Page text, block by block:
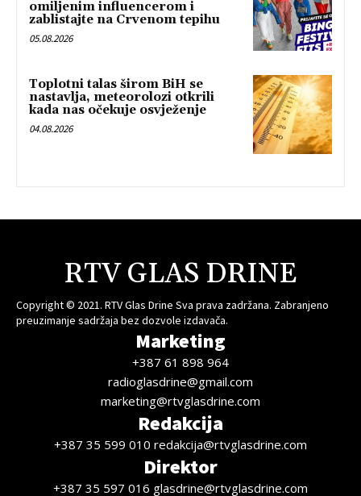
omiljenim influencerom i
zablistajte na Crvenom tepihu
05.08.2026
Toplotni talas širom BiH se
nastavlja, meteorolozi otkrili
kada nas očekuje osvježenje
04.08.2026
RTV GLAS DRINE
Copyright © 2021. RTV Glas Drine Sva prava zadržana. Zabranjeno
preuzimanje sadržaja bez dozvole izdavača.
Marketing
+387 61 898 964
radioglasdrine@gmail.com
marketing@rtvglasdrine.com
Redakcija
+387 35 599 010 redakcija@rtvglasdrine.com
Direktor
+387 35 597 016 glasdrine@rtvglasdrine.com